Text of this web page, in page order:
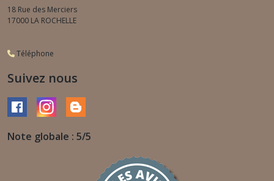
18 Rue des Merciers
17000 LA ROCHELLE
Téléphone
Suivez nous
Note globale : 5/5